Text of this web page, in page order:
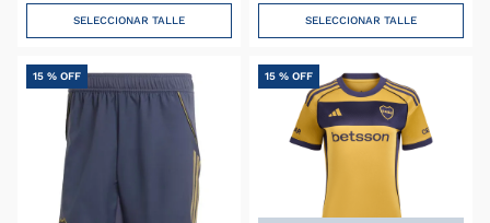
SELECCIONAR TALLE SELECCIONAR TALLE
15 % OFF 15 % OFF